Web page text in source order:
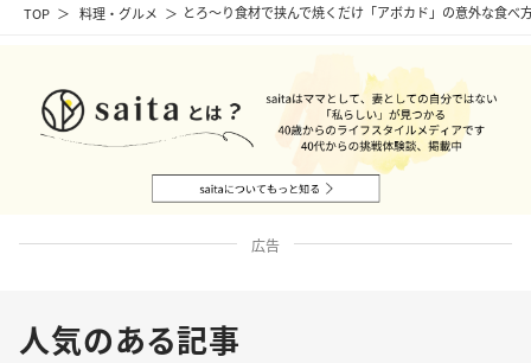
TOP 料理・グルメ とろ〜り食材で挟んで焼くだけ「アボカド」の意外な食べ
広告
人気のある記事